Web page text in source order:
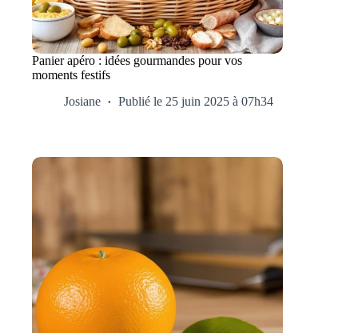
Panier apéro : idées gourmandes pour vos
moments festifs
Josiane
Publié le 25 juin 2025 à 07h34